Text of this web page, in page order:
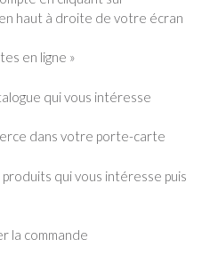
haut à droite de votre écran
en ligne »
qui vous intéresse
dans votre porte-carte
qui vous intéresse puis
la commande